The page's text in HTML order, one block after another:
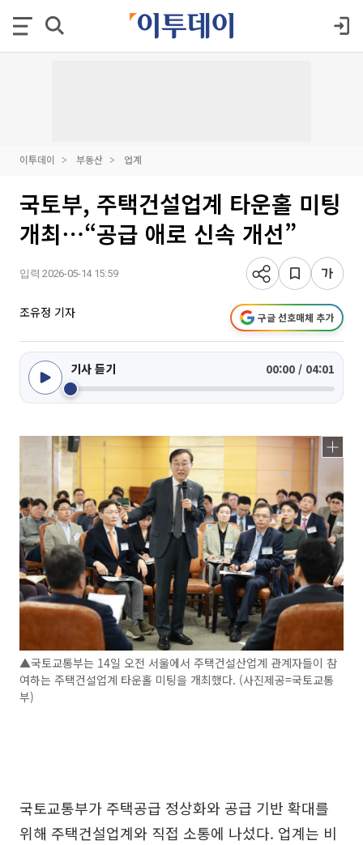
이투데이 부동산 업계
국토부, 주택건설업계 타운홀 미팅
개최⋯“공급 애로 신속 개선”
입력 2026-05-14 15:59
조유정 기자 구글 선호매체 추가
기사 듣기 00:00 / 04:01
▲국토교통부는 14일 오전 서울에서 주택건설산업계 관계자들이 참
여하는 주택건설업계 타운홀 미팅을 개최했다. (사진제공=국토교통
부)
국토교통부가 주택공급 정상화와 공급 기반 확대를
위해 주택건설업계와 직접 소통에 나섰다. 업계는 비